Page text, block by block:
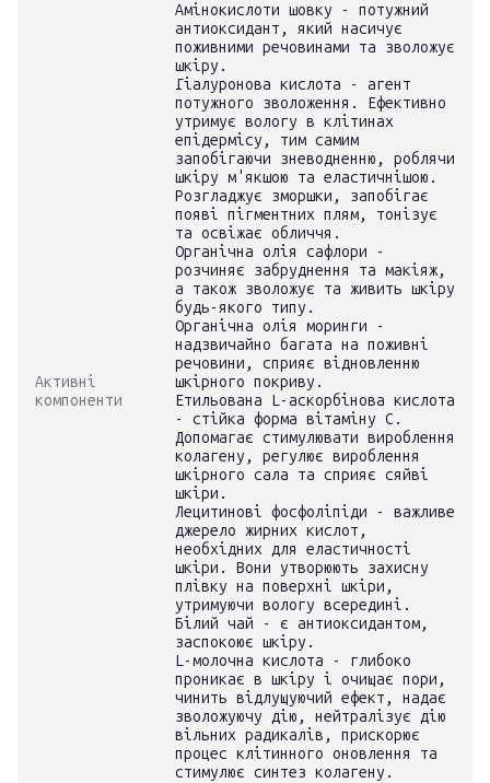
Активні
компоненти
Амінокислоти шовку - потужний
антиоксидант, який насичує
поживними речовинами та зволожує
шкіру.
Гіалуронова кислота - агент
потужного зволоження. Ефективно
утримує вологу в клітинах
епідермісу, тим самим
запобігаючи зневодненню, роблячи
шкіру м'якшою та еластичнішою.
Розгладжує зморшки, запобігає
появі пігментних плям, тонізує
та освіжає обличчя.
Органічна олія сафлори -
розчиняє забруднення та макіяж,
а також зволожує та живить шкіру
будь-якого типу.
Органічна олія моринги -
надзвичайно багата на поживні
речовини, сприяє відновленню
шкірного покриву.
Етильована L-аскорбінова кислота
- стійка форма вітаміну С.
Допомагає стимулювати вироблення
колагену, регулює вироблення
шкірного сала та сприяє сяйві
шкіри.
Лецитинові фосфоліпіди - важливе
джерело жирних кислот,
необхідних для еластичності
шкіри. Вони утворюють захисну
плівку на поверхні шкіри,
утримуючи вологу всередині.
Білий чай - є антиоксидантом,
заспокоює шкіру.
L-молочна кислота - глибоко
проникає в шкіру і очищає пори,
чинить відлущуючий ефект, надає
зволожуючу дію, нейтралізує дію
вільних радикалів, прискорює
процес клітинного оновлення та
стимулює синтез колагену.